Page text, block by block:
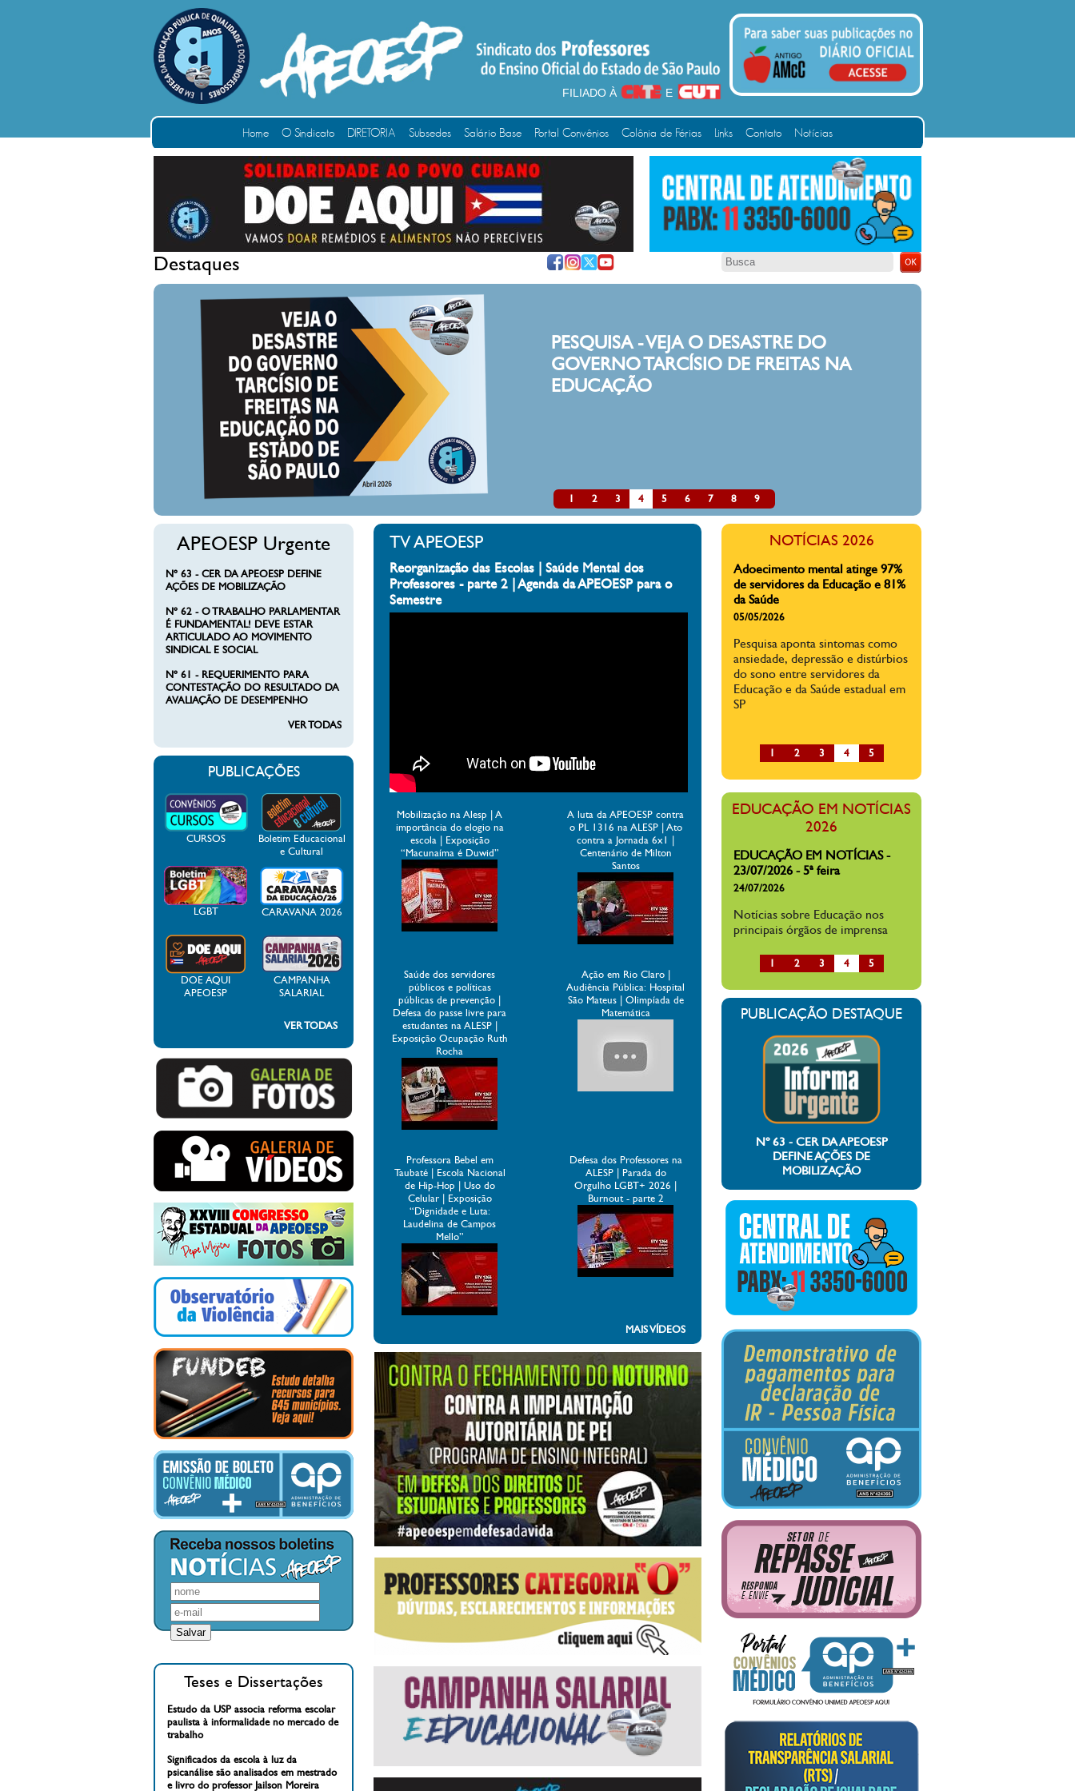
FILIADO À E
Home O Sindicato DIRETORIA Subsedes Salário Base Portal Convênios Colônia de Férias Links Contato Notícias
Destaques
1 2 3 4 5 6 7 8 9
PESQUISA - VEJA O DESASTRE DO
GOVERNO TARCÍSIO DE FREITAS NA
EDUCAÇÃO
APEOESP Urgente
Nº 63 - CER DA APEOESP DEFINE
AÇÕES DE MOBILIZAÇÃO
Nº 62 - O TRABALHO PARLAMENTAR
É FUNDAMENTAL! DEVE ESTAR
ARTICULADO AO MOVIMENTO
SINDICAL E SOCIAL
Nº 61 - REQUERIMENTO PARA
CONTESTAÇÃO DO RESULTADO DA
AVALIAÇÃO DE DESEMPENHO
VER TODAS
PUBLICAÇÕES
CURSOS
Boletim Educacional
e Cultural
LGBT CARAVANA 2026
DOE AQUI
APEOESP
CAMPANHA
SALARIAL
VER TODAS
Teses e Dissertações
Estudo da USP associa reforma escolar
paulista à informalidade no mercado de
trabalho
Significados da escola à luz da
psicanálise são analisados em mestrado
e livro do professor Jailson Moreira
TV APEOESP
Reorganização das Escolas | Saúde Mental dos
Professores - parte 2 | Agenda da APEOESP para o
Semestre
Mobilização na Alesp | A
importância do elogio na
escola | Exposição
“Macunaíma é Duwid”
A luta da APEOESP contra
o PL 1316 na ALESP | Ato
contra a Jornada 6x1 |
Centenário de Milton
Santos
Saúde dos servidores
públicos e políticas
públicas de prevenção |
Defesa do passe livre para
estudantes na ALESP |
Exposição Ocupação Ruth
Rocha
Ação em Rio Claro |
Audiência Pública: Hospital
São Mateus | Olimpíada de
Matemática
Professora Bebel em
Taubaté | Escola Nacional
de Hip-Hop | Uso do
Celular | Exposição
“Dignidade e Luta:
Laudelina de Campos
Mello”
Defesa dos Professores na
ALESP | Parada do
Orgulho LGBT+ 2026 |
Burnout - parte 2
MAIS VÍDEOS
NOTÍCIAS 2026
Adoecimento mental atinge 97%
de servidores da Educação e 81%
da Saúde
05/05/2026
Pesquisa aponta sintomas como
ansiedade, depressão e distúrbios
do sono entre servidores da
Educação e da Saúde estadual em
SP
1 2 3 4 5
EDUCAÇÃO EM NOTÍCIAS
2026
EDUCAÇÃO EM NOTÍCIAS -
23/07/2026 - 5ª feira
24/07/2026
Notícias sobre Educação nos
principais órgãos de imprensa
1 2 3 4 5
PUBLICAÇÃO DESTAQUE
Nº 63 - CER DA APEOESP
DEFINE AÇÕES DE
MOBILIZAÇÃO